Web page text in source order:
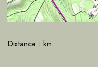
Distance : km